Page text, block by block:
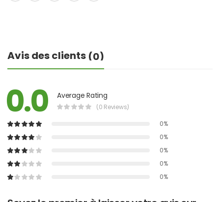
Avis des clients (0)
0.0 Average Rating
(0 Reviews)
0%
0%
0%
0%
0%